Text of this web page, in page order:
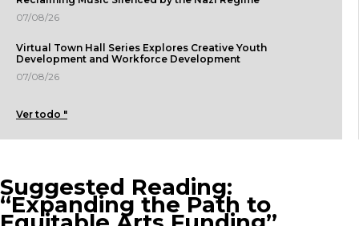
07/08/26
Virtual Town Hall Series Explores Creative Youth
Development and Workforce Development
07/08/26
Ver todo "
Suggested Reading:
“Expanding the Path to